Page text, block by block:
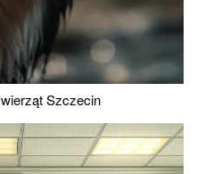
Szczecin